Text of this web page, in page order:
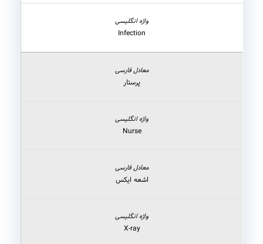
Infection
پرستار
Nurse
اشعه ایکس
X-ray